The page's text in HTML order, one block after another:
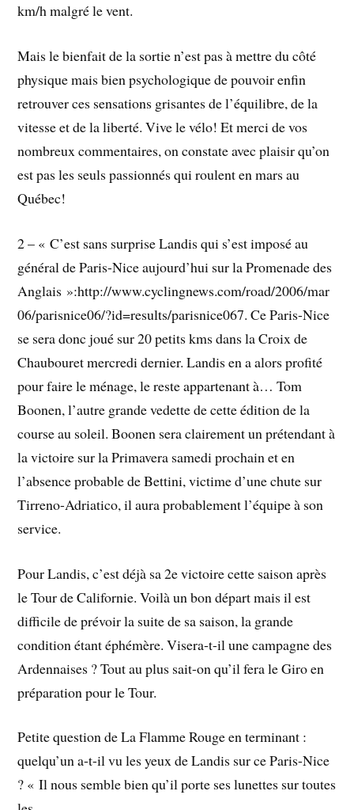
km/h malgré le vent.
Mais le bienfait de la sortie n’est pas à mettre du côté
physique mais bien psychologique de pouvoir enfin
retrouver ces sensations grisantes de l’équilibre, de la
vitesse et de la liberté. Vive le vélo! Et merci de vos
nombreux commentaires, on constate avec plaisir qu’on
est pas les seuls passionnés qui roulent en mars au
Québec!
2 – « C’est sans surprise Landis qui s’est imposé au
général de Paris-Nice aujourd’hui sur la Promenade des
Anglais »:http://www.cyclingnews.com/road/2006/mar
06/parisnice06/?id=results/parisnice067. Ce Paris-Nice
se sera donc joué sur 20 petits kms dans la Croix de
Chaubouret mercredi dernier. Landis en a alors profité
pour faire le ménage, le reste appartenant à… Tom
Boonen, l’autre grande vedette de cette édition de la
course au soleil. Boonen sera clairement un prétendant à
la victoire sur la Primavera samedi prochain et en
l’absence probable de Bettini, victime d’une chute sur
Tirreno-Adriatico, il aura probablement l’équipe à son
service.
Pour Landis, c’est déjà sa 2e victoire cette saison après
le Tour de Californie. Voilà un bon départ mais il est
difficile de prévoir la suite de sa saison, la grande
condition étant éphémère. Visera-t-il une campagne des
Ardennaises ? Tout au plus sait-on qu’il fera le Giro en
préparation pour le Tour.
Petite question de La Flamme Rouge en terminant :
quelqu’un a-t-il vu les yeux de Landis sur ce Paris-Nice
? « Il nous semble bien qu’il porte ses lunettes sur toutes